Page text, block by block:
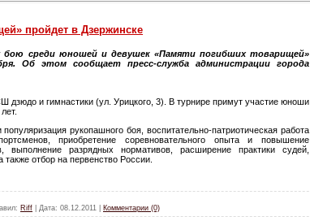
пройдет в Дзержинске
бою среди юношей и девушек «Памяти погибших товарищей»
Об этом сообщает пресс-служба администрации города
дзюдо и гимнастики (ул. Урицкого, 3). В турнире примут участие юноши
популяризация рукопашного боя,воспитательно-патриотическая работа
приобретение соревновательного опыта и
повышение
выполнение разрядных нормативов, расширение практики судей,
также отбор на первенство России.
Riff Дата: 08.12.2011 Комментарии (0)